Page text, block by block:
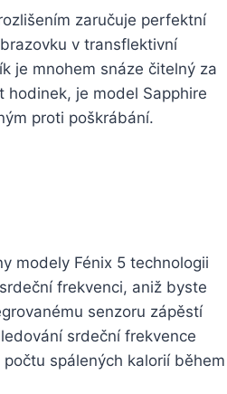
zaručuje perfektní
v transflektivní
je mnohem snáze čitelný za
je model Sapphire
proti poškrábání.
modely Fénix 5 technologii
frekvenci, aniž byste
senzoru zápěstí
srdeční frekvence
spálených kalorií během